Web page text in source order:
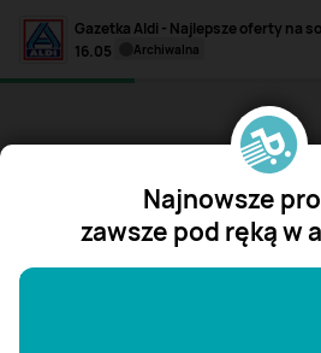
Gazetka Aldi - Najlepsze oferty na
16.05
archiwalna
Najnowsze
zawsze pod ręką w
"/>